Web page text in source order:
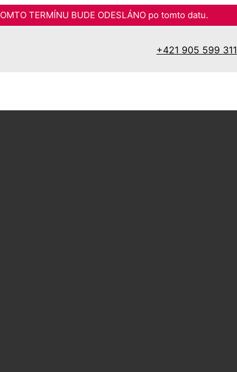
TERMÍNU BUDE ODESLÁNO po tomto datu.
+421 905 599 311